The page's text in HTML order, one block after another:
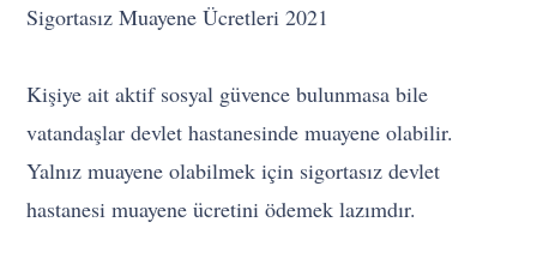
Sigortasız Muayene Ücretleri 2021
Kişiye ait aktif sosyal güvence bulunmasa bile
vatandaşlar devlet hastanesinde muayene olabilir.
Yalnız muayene olabilmek için sigortasız devlet
hastanesi muayene ücretini ödemek lazımdır.